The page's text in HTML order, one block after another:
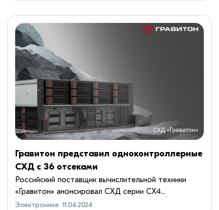
Гравитон представил одноконтроллерные
СХД с 36 отсеками
Российский поставщик вычислительной техники
«Гравитон» анонсировал СХД серии СХ4...
Электроника 11.04.2024